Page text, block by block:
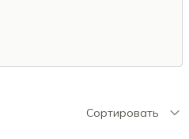
Сортировать